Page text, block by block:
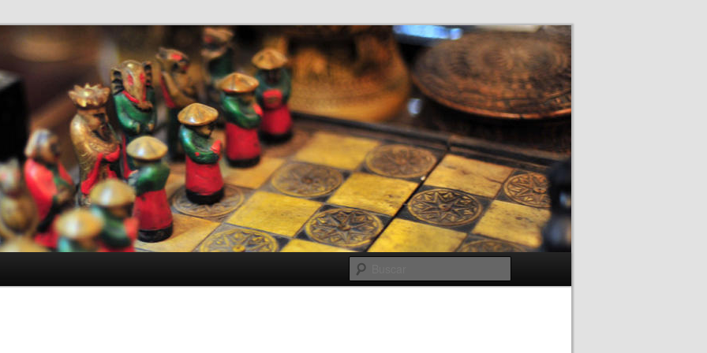
de Bachillerato